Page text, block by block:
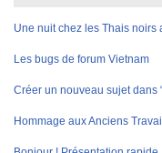
Une nuit chez les Thais noirs
Les bugs de forum Vietnam
Créer un nouveau sujet dans
Hommage aux Anciens